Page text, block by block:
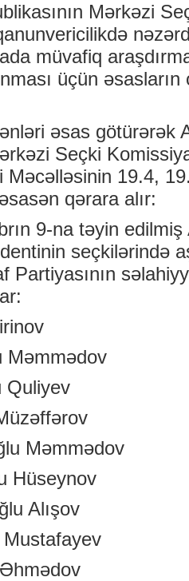
Mərkəzi
müvafiq
üçün əsasların
əsas götürərək
Seçki
Məcəlləsinin 19.4,
qərara alır:
9-na təyin
seçkilərində
Partiyasının
Məmmədov
Quliyev
Məmmədov
Hüseynov
Alışov